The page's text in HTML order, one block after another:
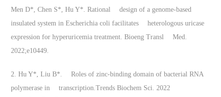
Men D*, Chen S*, Hu Y*. Rational design of a genome-based
insulated system in Escherichia coli facilitates heterologous uricase
expression for hyperuricemia treatment. Bioeng Transl Med.
2022;e10449.
2. Hu Y*, Liu B*. Roles of zinc-binding domain of bacterial RNA
polymerase in transcription.Trends Biochem Sci. 2022